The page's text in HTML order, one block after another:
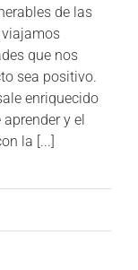
de las
que nos
sea positivo.
enriquecido
y el
la [...]